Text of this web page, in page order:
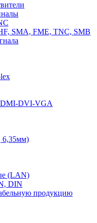
SMA, FME, TNC, SMB
DVI-VGA
6,35мм)
(LAN)
DIN
продукцию